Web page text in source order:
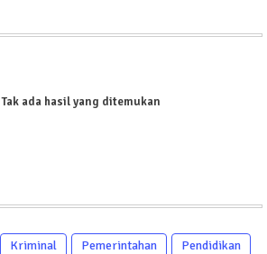
Tak ada hasil yang ditemukan
Kriminal Pemerintahan Pendidikan